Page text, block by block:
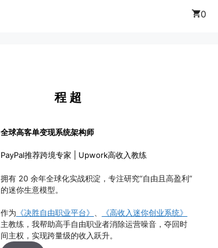
0
程 超
全球高客单变现系统架构师
PayPal推荐跨境专家 | Upwork高收入教练
拥有 20 余年全球化实战积淀，专注研究“自由且高盈利”
的迷你生意模型。
作为 《决胜自由职业平台》
《高收入迷你创业系统》
主教练，我帮助高手自由职业者消除运营噪音，夺回时
间主权，实现跨量级的收入跃升。